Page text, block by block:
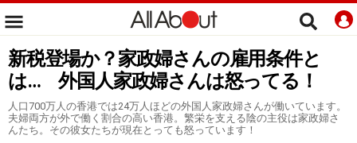
新税登場か？家政婦さんの雇用条件と
は… 外国人家政婦さんは怒ってる！
人口700万人の香港では24万人ほどの外国人家政婦さんが働いています。
夫婦両方が外で働く割合の高い香港。繁栄を支える陰の主役は家政婦さ
んたち。その彼女たちが現在とっても怒っています！